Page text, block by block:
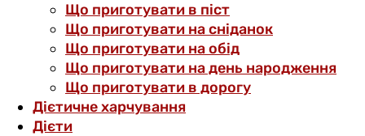
Що приготувати в піст
Що приготувати на сніданок
Що приготувати на обід
Що приготувати на день народження
Що приготувати в дорогу
Дієтичне харчування
Дієти